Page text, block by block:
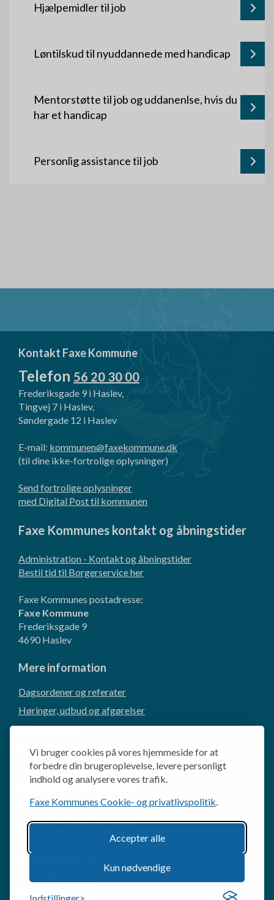
Vi bruger cookies på vores hjemmeside for at
forbedre din brugeroplevelse, levere personligt
indhold og analysere vores trafik.
Faxe Kommunes Cookie- og privatlivspolitik.
Accepter alle
Kun nødvendige
Hjælpemidler til job
Løntilskud til nyuddannede med handicap
Mentorstøtte til job og uddanenlse, hvis du
har et handicap
Personlig assistance til job
Kontakt Faxe Kommune
Telefon 56 20 30 00
Frederiksgade 9 i Haslev,
Tingvej 7 i Haslev,
Søndergade 12 i Haslev
E-mail: kommunen@faxekommune.dk
(til dine ikke-fortrolige oplysninger)
Send fortrolige oplysninger
med Digital Post til kommunen
Faxe Kommunes kontakt og åbningstider
Administration - Kontakt og åbningstider
Bestil tid til Borgerservice her
Faxe Kommunes postadresse:
Faxe Kommune
Frederiksgade 9
4690 Haslev
Mere information
Dagsordener og referater
Høringer, udbud og afgørelser
Borgerforslag
CVR og EAN-numre
Kommunikation og presse
Cookie- og privatlivspolitik
Behandling af personoplysninger
Databeskyttelsesrådgiveren
Tilgængelighedserklæring
Abonner på indhold